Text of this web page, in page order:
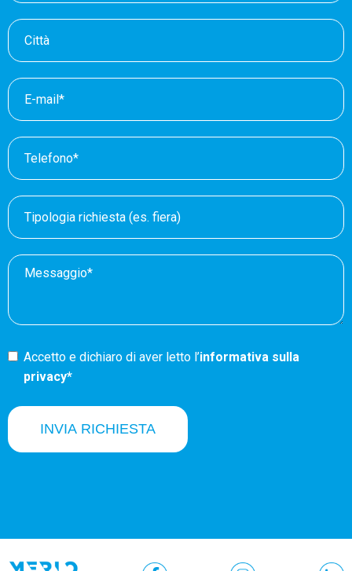
Accetto e dichiaro di aver letto l’informativa sulla
privacy*
INVIA RICHIESTA